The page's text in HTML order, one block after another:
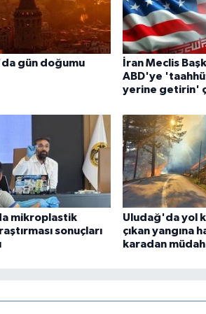
gün doğumu
İran Meclis
ABD'ye
yerine getirin'
mikroplastik
sonuçları
Uludağ'da yol
çıkan yangına
karadan